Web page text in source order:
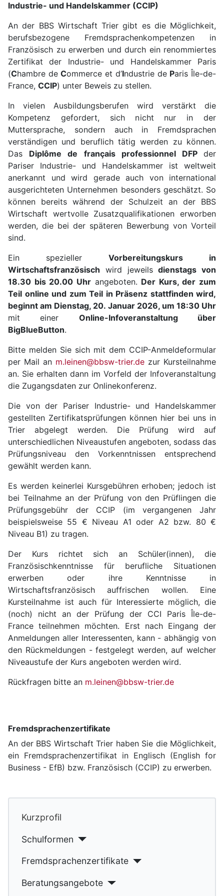
Kurzprofil
Schulformen
Fremdsprachenzertifikate
Beratungsangebote
Industrie- und Handelskammer (CCIP)
An der BBS Wirtschaft Trier gibt es die Möglichkeit,
berufsbezogene Fremdsprachen­kompetenzen in
Französisch zu erwerben und durch ein renommiertes
Zertifikat der Industrie- und Handelskammer Paris
(Chambre deCommerce et d’Industrie de Paris Île-de-
France, CCIP) unter Beweis zu stellen.
In vielen Ausbildungsberufen wird verstärkt die
Kompetenz gefordert, sich nicht nur in der
Muttersprache, sondern auch in Fremdsprachen
verständigen und beruflich tätig werden zu können.
Das Diplôme de français professionnel DFPder
Pariser Industrie- und Handelskammer ist weltweit
anerkannt und wird gerade auch von international
ausgerichteten Unternehmen besonders geschätzt. So
können bereits während der Schulzeit an der BBS
Wirtschaft wertvolle Zusatzqualifikationen erworben
werden, die bei der späteren Bewerbung von Vorteil
sind.
Ein spezieller Vorbereitungskurs in
Wirtschaftsfranzösisch wird jeweilsdienstags von
18.30 bis 20.00 Uhrangeboten. Der Kurs, der zum
Teil online und zum Teil in Präsenz stattfinden wird,
beginnt am Dienstag, 20. Januar 2026, um 18:30 Uhr
mit einer Online-Infoveranstaltung über
BigBlueButton.
Bitte melden Sie sich mit dem CCIP-Anmeldeformular
per Mail an m.leinen@bbsw-trier.de zur Kursteilnahme
an. Sie erhalten dann im Vorfeld der Infoveranstaltung
die Zugangsdaten zur Onlinekonferenz.
Die von der Pariser Industrie- und Handelskammer
gestellten Zertifikatsprüfungen können hier bei uns in
Trier abgelegt werden. Die Prüfung wird auf
unterschiedlichen Niveaustufen angeboten, sodass das
Prüfungsniveau den Vorkenntnissen entsprechend
gewählt werden kann.
Es werden keinerlei Kursgebühren erhoben; jedoch ist
bei Teilnahme an der Prüfung von den Prüflingen die
Prüfungsgebühr der CCIP (im vergangenen Jahr
beispielsweise 55 € Niveau A1 oder A2 bzw. 80 €
Niveau B1) zu tragen.
Der Kurs richtet sich an Schüler(innen), die
Französischkenntnisse für berufliche Situationen
erwerben oder ihre Kenntnisse in
Wirtschaftsfranzösisch auffrischen wollen. Eine
Kursteilnahme ist auch für Interessierte möglich, die
(noch) nicht an der Prüfung der CCI Paris Île-de-
France teilnehmen möchten. Erst nach Eingang der
Anmeldungen aller Interessenten, kann - abhängig von
den Rückmeldungen - festgelegt werden, auf welcher
Niveaustufe der Kurs angeboten werden wird.
Rückfragen bitte an m.leinen@bbsw-trier.de
Fremdsprachenzertifikate
An der BBS Wirtschaft Trier haben Sie die Möglichkeit,
ein Fremdsprachenzertifikat in Englisch (English for
Business - EfB) bzw. Französisch (CCIP) zu erwerben.